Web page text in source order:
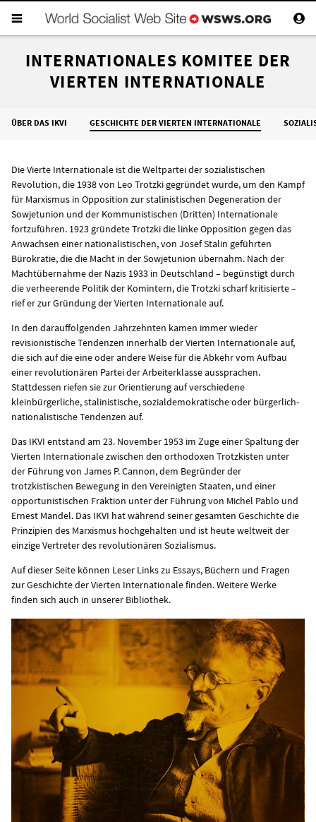
INTERNATIONALES KOMITEE DER
VIERTEN INTERNATIONALE
ÜBER DAS IKVI GESCHICHTE DER VIERTEN INTERNATIONALE
Die Vierte Internationale ist die Weltpartei der sozialistischen
Revolution, die 1938 von Leo Trotzki gegründet wurde, um den Kampf
für Marxismus in Opposition zur stalinistischen Degeneration der
Sowjetunion und der Kommunistischen (Dritten) Internationale
fortzuführen. 1923 gründete Trotzki die linke Opposition gegen das
Anwachsen einer nationalistischen, von Josef Stalin geführten
Bürokratie, die die Macht in der Sowjetunion übernahm. Nach der
Machtübernahme der Nazis 1933 in Deutschland – begünstigt durch
die verheerende Politik der Komintern, die Trotzki scharf kritisierte –
rief er zur Gründung der Vierten Internationale auf.
In den darauffolgenden Jahrzehnten kamen immer wieder
revisionistische Tendenzen innerhalb der Vierten Internationale auf,
die sich auf die eine oder andere Weise für die Abkehr vom Aufbau
einer revolutionären Partei der Arbeiterklasse aussprachen.
Stattdessen riefen sie zur Orientierung auf verschiedene
kleinbürgerliche, stalinistische, sozialdemokratische oder bürgerlich-
nationalistische Tendenzen auf.
Das IKVI entstand am 23. November 1953 im Zuge einer Spaltung der
Vierten Internationale zwischen den orthodoxen Trotzkisten unter
der Führung von James P. Cannon, dem Begründer der
trotzkistischen Bewegung in den Vereinigten Staaten, und einer
opportunistischen Fraktion unter der Führung von Michel Pablo und
Ernest Mandel. Das IKVI hat während seiner gesamten Geschichte die
Prinzipien des Marxismus hochgehalten und ist heute weltweit der
einzige Vertreter des revolutionären Sozialismus.
Auf dieser Seite können Leser Links zu Essays, Büchern und Fragen
zur Geschichte der Vierten Internationale finden. Weitere Werke
finden sich auch in unserer Bibliothek.